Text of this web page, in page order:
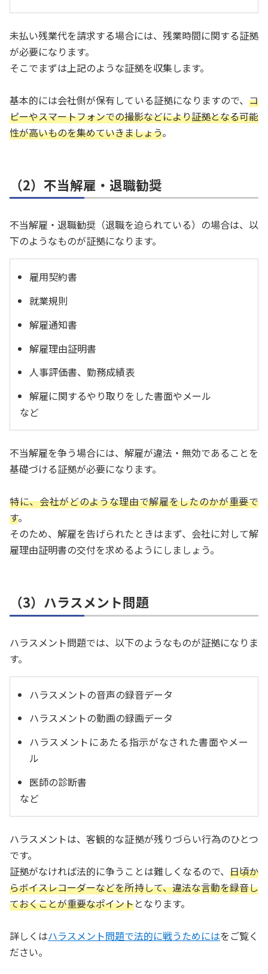
未払い残業代を請求する場合には、残業時間に関する証拠
が必要になります。
そこでまずは上記のような証拠を収集します。
基本的には会社側が保有している証拠になりますので、 コ
ピーやスマートフォンでの撮影などにより証拠となる可能
性が高いものを集めていきましょう。
（2）不当解雇・退職勧奨
不当解雇・退職勧奨（退職を迫られている）の場合は、以
下のようなものが証拠になります。
雇用契約書
就業規則
解雇通知書
解雇理由証明書
人事評価書、勤務成績表
解雇に関するやり取りをした書面やメール
など
不当解雇を争う場合には、解雇が違法・無効であることを
基礎づける証拠が必要になります。
特に、会社がどのような理由で解雇をしたのかが重要で
す。
そのため、解雇を告げられたときはまず、会社に対して解
雇理由証明書の交付を求めるようにしましょう。
（3）ハラスメント問題
ハラスメント問題では、以下のようなものが証拠になりま
す。
ハラスメントの音声の録音データ
ハラスメントの動画の録画データ
ハラスメントにあたる指示がなされた書面やメー
ル
医師の診断書
など
ハラスメントは、客観的な証拠が残りづらい行為のひとつ
です。
証拠がなければ法的に争うことは難しくなるので、 日頃か
らボイスレコーダーなどを所持して、違法な言動を録音し
ておくことが重要なポイントとなります。
詳しくはハラスメント問題で法的に戦うためにはをご覧く
ださい。